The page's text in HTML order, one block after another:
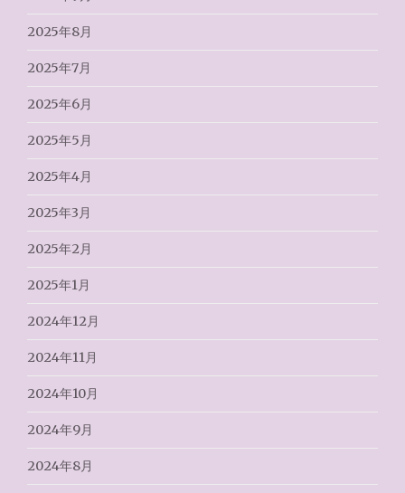
2025年8月
2025年7月
2025年6月
2025年5月
2025年4月
2025年3月
2025年2月
2025年1月
2024年12月
2024年11月
2024年10月
2024年9月
2024年8月